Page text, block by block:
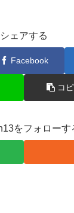
シェアする
Facebook
コ
をフォローす